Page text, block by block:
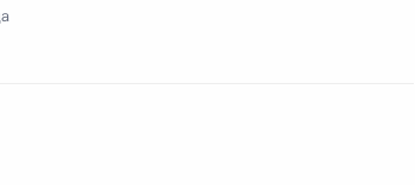
по вопросам развития юга России